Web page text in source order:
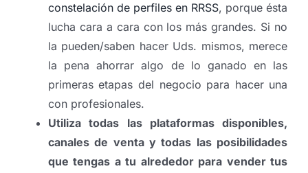
constelación de perfiles en RRSS, porque ésta
lucha cara a cara con los más grandes. Si no
la pueden/saben hacer Uds. mismos, merece
la pena ahorrar algo de lo ganado en las
primeras etapas del negocio para hacer una
con profesionales.
Utiliza todas las plataformas disponibles,
canales de venta y todas las posibilidades
que tengas a tu alrededor para vender tus